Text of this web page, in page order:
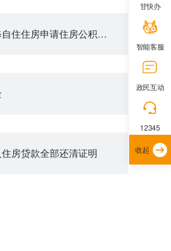
因建造、翻建、大修自住住房申请住房公积金贷款
房贷款全部还清证明
甘快办
智能客服
政民互动
12345
收起